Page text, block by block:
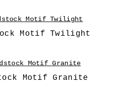
Motif Twilight
Motif Granite